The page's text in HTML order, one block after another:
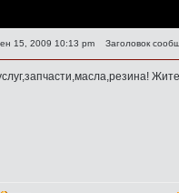
15, 2009 10:13 pm Заголовок